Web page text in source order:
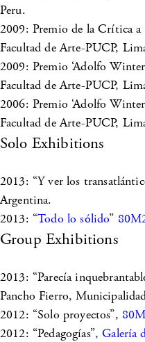
Peru.
2009: Premio de la Crítica a
Facultad de Arte-PUCP,
2009: Premio ‘Adolfo
Facultad de Arte-PUCP,
2006: Premio ‘Adolfo
Facultad de Arte-PUCP,
Solo Exhibitions
2013: “Y ver los
Argentina.
2013: “Todo lo sólido”
Group Exhibitions
2013: “Parecía
Pancho Fierro,
2012: “Solo proyectos”,
2012: “Pedagogías”,Galería